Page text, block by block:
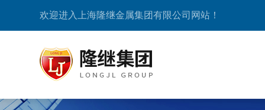
欢迎进入上海隆继金属集团有限公司网站！